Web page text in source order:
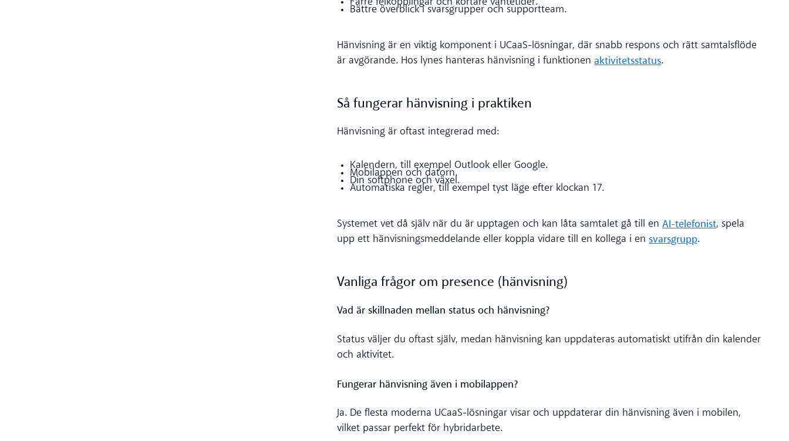
Bättre överblick i svarsgrupper och supportteam.
Hänvisning är en viktig komponent i UCaaS-lösningar, där snabb respons och rätt samtalsflöde
är avgörande. Hos lynes hanteras hänvisning i funktionenaktivitetsstatus.
Så fungerar hänvisning i praktiken
Hänvisning är oftast integrerad med:
Kalendern, till exempel Outlook eller Google.
Mobilappen och datorn.
Din softphone och växel.
Automatiska regler, till exempel tyst läge efter klockan 17.
Systemet vet då själv när du är upptagen och kan låta samtalet gå till enAI-telefonist, spela
upp ett hänvisningsmeddelande eller koppla vidare till en kollega i en svarsgrupp.
Vanliga frågor om presence (hänvisning)
Vad är skillnaden mellan status och hänvisning?
Status väljer du oftast själv, medan hänvisning kan uppdateras automatiskt utifrån din kalender
och aktivitet.
Fungerar hänvisning även i mobilappen?
Ja. De flesta moderna UCaaS-lösningar visar och uppdaterar din hänvisning även i mobilen,
vilket passar perfekt för hybridarbete.